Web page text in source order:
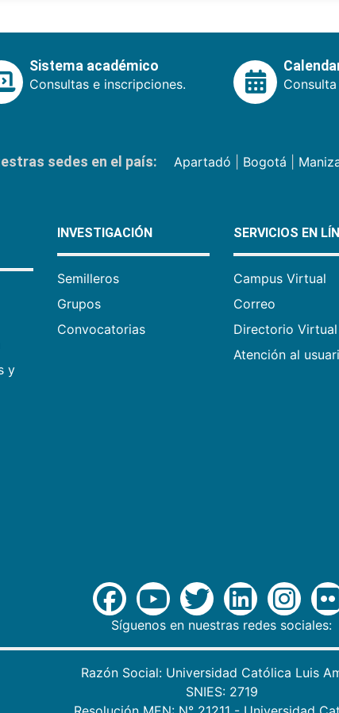
Sistema académico
Consultas e inscripciones.
sedes en el país: Apartadó Bogotá
y
INVESTIGACIÓN
Semilleros
Grupos
Convocatorias
SERVICIOS EN
Campus Virtual
Correo
Directorio Virtual
Atención al
Síguenos en nuestras redes sociales:
Razón Social: Universidad Católica Luis
SNIES: 2719